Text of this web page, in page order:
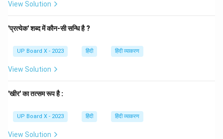
View Solution
'प्रत्येक' शब्द में कौन-सी सन्धि है ?
UP Board X - 2023 हिंदी हिंदी व्याकरण
View Solution
'खीर' का तत्सम रूप है :
UP Board X - 2023 हिंदी हिंदी व्याकरण
View Solution